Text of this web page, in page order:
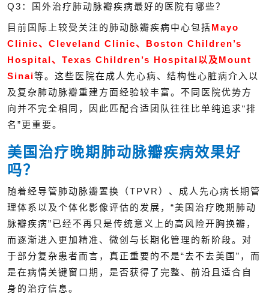
Q3：国外治疗肺动脉瓣疾病最好的医院有哪些？
目前国际上较受关注的肺动脉瓣疾病中心包括Mayo
Clinic、Cleveland Clinic、Boston Children’s
Hospital、Texas Children’s Hospital以及Mount
Sinai等。这些医院在成人先心病、结构性心脏病介入以
及复杂肺动脉瓣重建方面经验较丰富。不同医院优势方
向并不完全相同，因此匹配合适团队往往比单纯追求“排
名”更重要。
美国治疗晚期肺动脉瓣疾病效果好
吗？
随着经导管肺动脉瓣置换（TPVR）、成人先心病长期管
理体系以及个体化影像评估的发展，“美国治疗晚期肺动
脉瓣疾病”已经不再只是传统意义上的高风险开胸换瓣，
而逐渐进入更加精准、微创与长期化管理的新阶段。对
于部分复杂患者而言，真正重要的不是“去不去美国”，而
是在病情关键窗口期，是否获得了完整、前沿且适合自
身的治疗信息。